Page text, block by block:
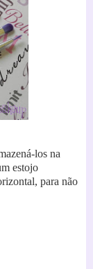
los na
estojo
para não